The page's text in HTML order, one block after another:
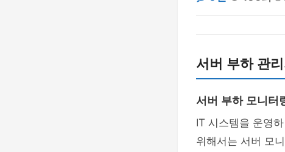
서버 부하 관
서버 부하 모니터
IT 시스템을 운영하
위해서는 서버 모